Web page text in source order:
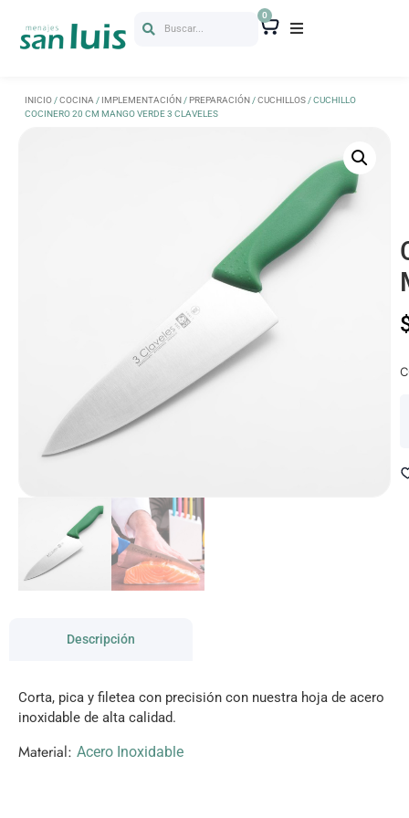
Buscar...
0
INICIO /COCINA / IMPLEMENTACIÓN /PREPARACIÓN /CUCHILLOS / CUCHILLO
COCINERO 20 CM MANGO VERDE 3 CLAVELES
Descripción
Corta, pica y filetea con precisión con nuestra hoja de acero
inoxidable de alta calidad.
Material: Acero Inoxidable